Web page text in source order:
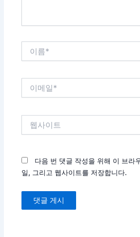
다음 번 댓글 작성을 위해 이 브라
일, 그리고 웹사이트를 저장합니다.